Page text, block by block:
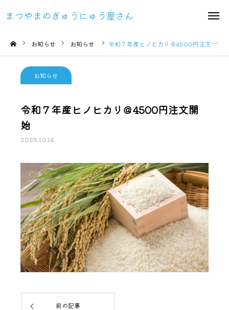
まつやまのぎゅうにゅう屋さん
お知らせ お知らせ 令和７年産ヒノヒカリ＠4500円注文開始
お知らせ
令和７年産ヒノヒカリ＠4500円注文開
始
2025.10.14
前の記事
まつやまのぎゅうにゅう屋さん
TEL Instagram
TOP
会社概要
お知らせ
お問い合わせ